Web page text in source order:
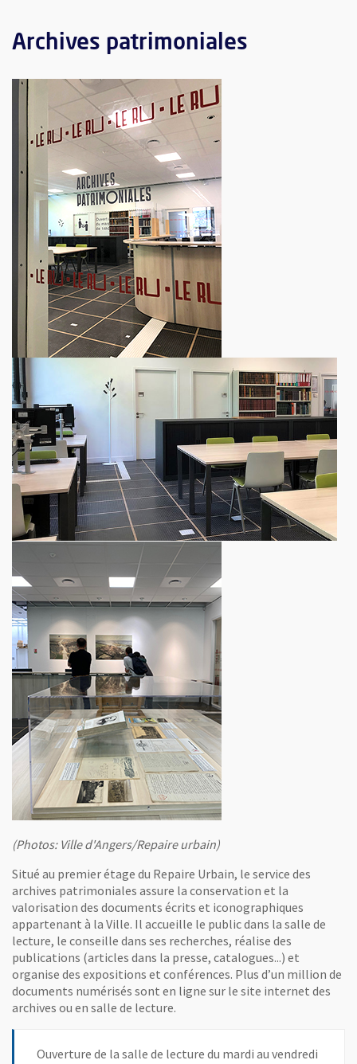
Archives patrimoniales
(Photos: Ville d'Angers/Repaire urbain)
Situé au premier étage du Repaire Urbain, le service des
archives patrimoniales assure la conservation et la
valorisation des documents écrits et iconographiques
appartenant à la Ville. Il accueille le public dans la salle de
lecture, le conseille dans ses recherches, réalise des
publications (articles dans la presse, catalogues...) et
organise des expositions et conférences. Plus d’un million de
documents numérisés sont en ligne sur le site internet des
archives ou en salle de lecture.
Ouverture de la salle de lecture du mardi au vendredi